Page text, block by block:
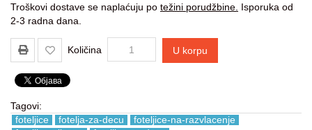
decu
Decija
soba
Igracke
zabava
za
Troškovi dostave se naplaćuju po težini porudžbine. Isporuka od
2-3 radna dana.
Količina U korpu
Tagovi:
foteljice
fotelja-za-decu
foteljice-na-razvlacenje